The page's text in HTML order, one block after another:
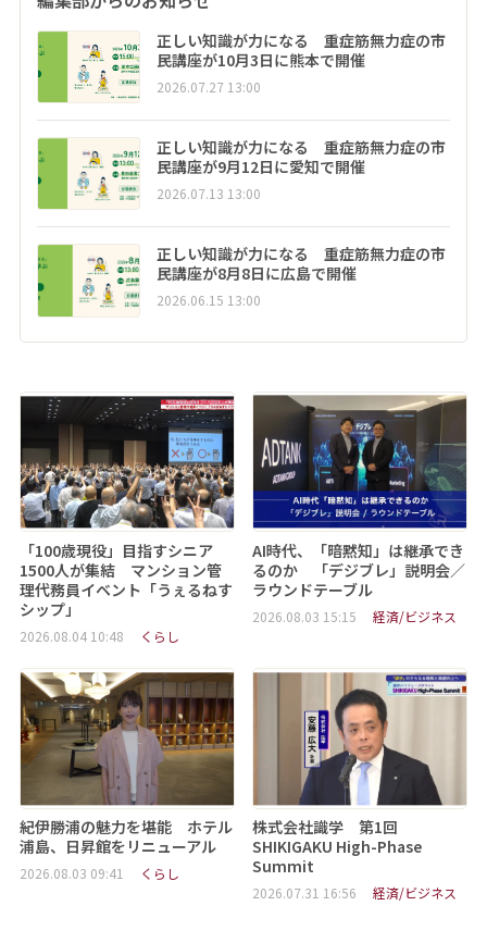
正しい知識が力になる 重症筋無力症の市
民講座が10月3日に熊本で開催
2026.07.27 13:00
正しい知識が力になる 重症筋無力症の市
民講座が9月12日に愛知で開催
2026.07.13 13:00
正しい知識が力になる 重症筋無力症の市
民講座が8月8日に広島で開催
2026.06.15 13:00
「100歳現役」目指すシニア
1500人が集結 マンション管
理代務員イベント「うぇるねす
シップ」
2026.08.04 10:48 くらし
AI時代、「暗黙知」は継承でき
るのか 「デジブレ」説明会／
ラウンドテーブル
2026.08.03 15:15 経済/ビジネス
紀伊勝浦の魅力を堪能 ホテル
浦島、日昇館をリニューアル
2026.08.03 09:41 くらし
株式会社識学 第1回
SHIKIGAKU High-Phase
Summit
2026.07.31 16:56 経済/ビジネス